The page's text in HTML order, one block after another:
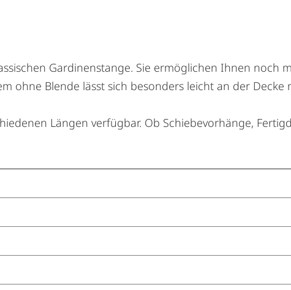
Gardinenstange. Sie ermöglichen Ihnen noch
ohne Blende lässt sich besonders leicht an der
Längen verfügbar. Ob Schiebevorhänge,